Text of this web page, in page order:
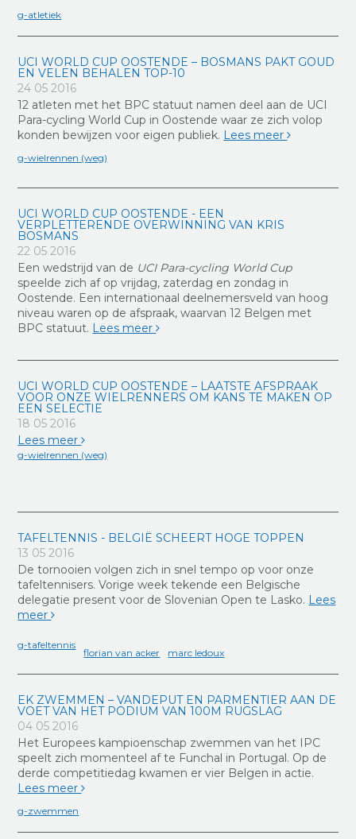
g-atletiek
UCI WORLD CUP OOSTENDE – BOSMANS PAKT GOUD
EN VELEN BEHALEN TOP-10
24 05 2016
12 atleten met het BPC statuut namen deel aan de UCI
Para-cycling World Cup in Oostende waar ze zich volop
konden bewijzen voor eigen publiek. Lees meer
g-wielrennen (weg)
UCI WORLD CUP OOSTENDE - EEN
VERPLETTERENDE OVERWINNING VAN KRIS
BOSMANS
22 05 2016
Een wedstrijd van de UCI Para-cycling World Cup
speelde zich af op vrijdag, zaterdag en zondag in
Oostende. Een internationaal deelnemersveld van hoog
niveau waren op de afspraak, waarvan 12 Belgen met
BPC statuut. Lees meer
UCI WORLD CUP OOSTENDE – LAATSTE AFSPRAAK
VOOR ONZE WIELRENNERS OM KANS TE MAKEN OP
EEN SELECTIE
18 05 2016
Lees meer
g-wielrennen (weg)
TAFELTENNIS - BELGIË SCHEERT HOGE TOPPEN
13 05 2016
De tornooien volgen zich in snel tempo op voor onze
tafeltennisers. Vorige week tekende een Belgische
delegatie present voor de Slovenian Open te Lasko. Lees
meer
g-tafeltennis
florian van acker marc ledoux
EK ZWEMMEN – VANDEPUT EN PARMENTIER AAN DE
VOET VAN HET PODIUM VAN 100M RUGSLAG
04 05 2016
Het Europees kampioenschap zwemmen van het IPC
speelt zich momenteel af te Funchal in Portugal. Op de
derde competitiedag kwamen er vier Belgen in actie.
Lees meer
g-zwemmen